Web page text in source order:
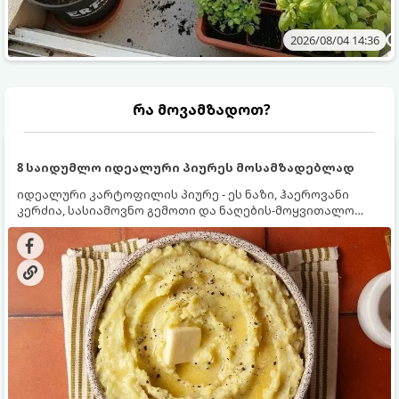
2026/08/04 14:36
რა მოვამზადოთ?
8 საიდუმლო იდეალური პიურეს მოსამზადებლად
იდეალური კარტოფილის პიურე - ეს ნაზი, ჰაეროვანი
კერძია, სასიამოვნო გემოთი და ნაღების-მოყვითალო
ფერით. მისი მომზადება ძალიან მარტივია, მაგრამ
არსებობს რამდენიმე საიდუმლო, რომლებიც უნდა
იცოდეთ, რომ პიურე იდეალურად გემრიელი გამოვიდეს.